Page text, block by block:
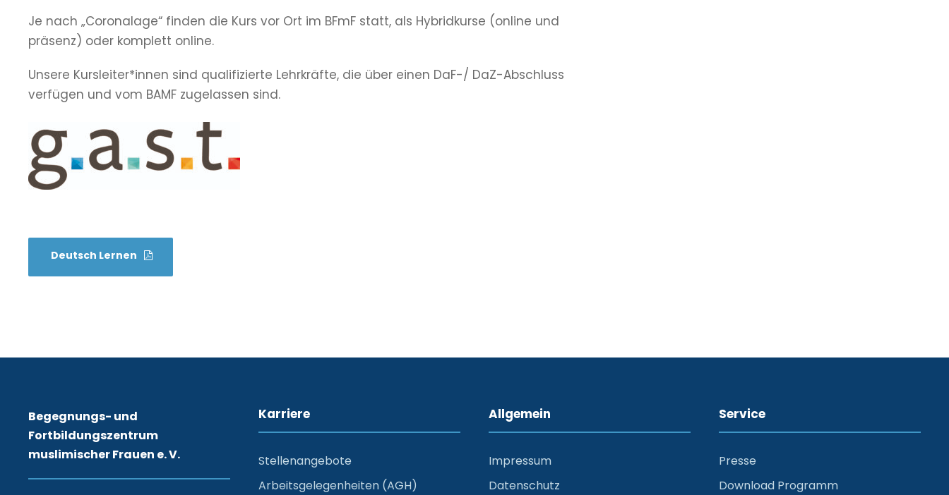
Je nach „Coronalage“ finden die Kurs vor Ort im BFmF statt, als Hybridkurse (online und
präsenz) oder komplett online.
Unsere Kursleiter*innen sind qualifizierte Lehrkräfte, die über einen DaF-/ DaZ-Abschluss
verfügen und vom BAMF zugelassen sind.
Deutsch Lernen
Begegnungs- und
Fortbildungszentrum
muslimischer Frauen e. V.
Karriere
Stellenangebote
Arbeitsgelegenheiten (AGH)
Allgemein
Impressum
Datenschutz
Service
Presse
Download Programm